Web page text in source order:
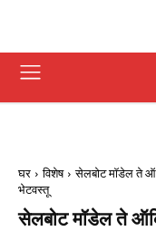
घर विशेष
सेलबोट मॉडेल ते
भेटवस्तू
सेलबोट मॉडेल ते